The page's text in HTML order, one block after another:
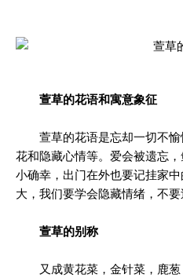
萱草的花语和寓意象征
萱草的花语是忘却一切不愉
花和隐藏心情等。爱会被遗忘，
小确幸，出门在外也要记挂家
大，我们要学会隐藏情绪，不要
萱草的别称
又成黄花菜，金针菜，鹿葱